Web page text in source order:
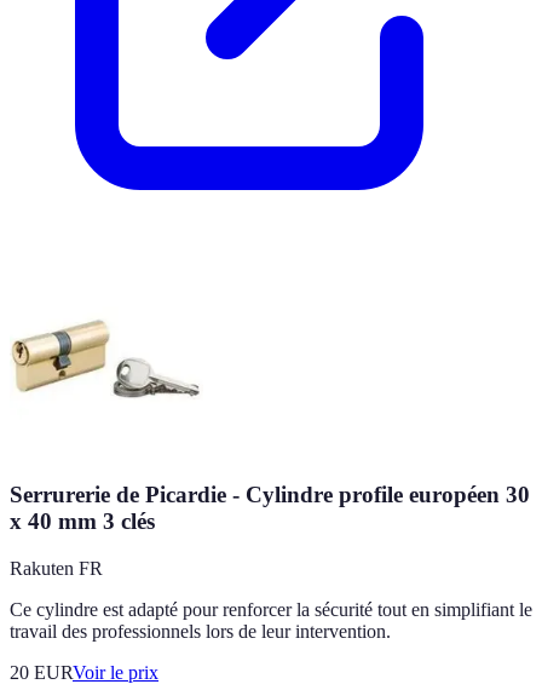
Serrurerie de Picardie - Cylindre profile européen 30
x 40 mm 3 clés
Rakuten FR
Ce cylindre est adapté pour renforcer la sécurité tout en simplifiant le
travail des professionnels lors de leur intervention.
20 EURVoir le prix